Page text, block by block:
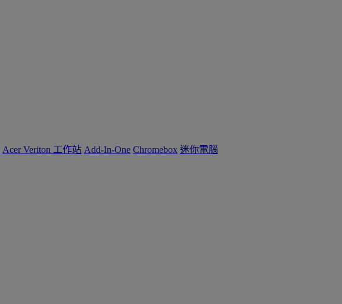
Acer Veriton 工作站 Add-In-One Chromebox 迷你電腦